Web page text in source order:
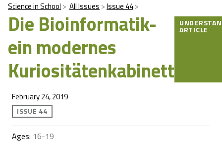
Science in School All Issues Issue 44
Die Bioinformatik-
ein modernes
Kuriositätenkabinett
ARTICLE
February 24, 2019
ISSUE 44
Ages: 16-19